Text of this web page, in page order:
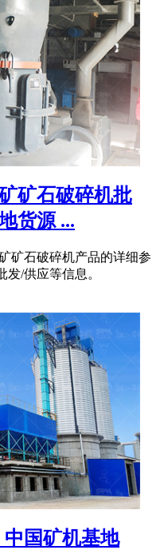
矿石破碎机批
货源 ...
矿石破碎机产品的详细参
/供应等信息。
中国矿机基地